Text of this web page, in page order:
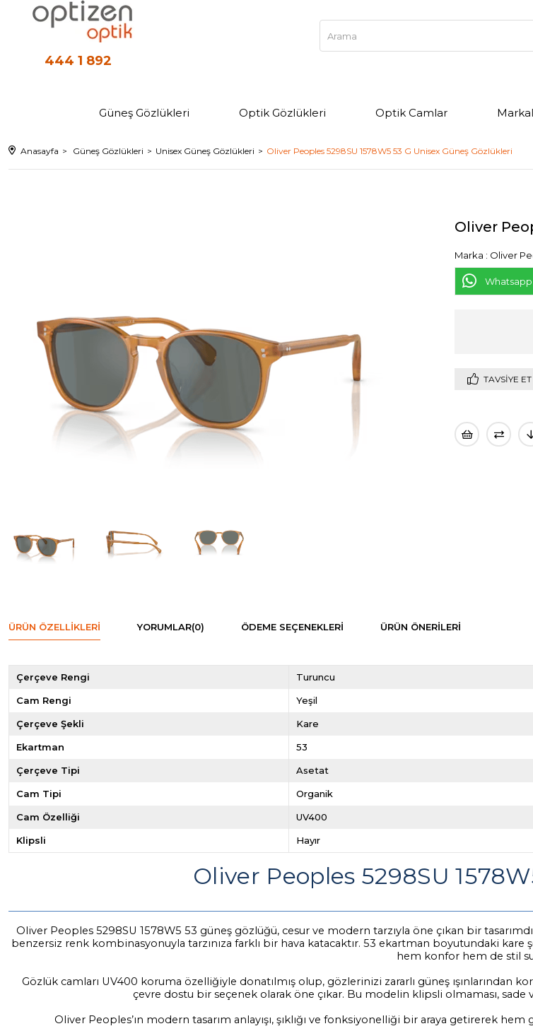
444 1 892
Güneş Gözlükleri Optik Gözlükleri Optik Camlar
Anasayfa Güneş Gözlükleri Unisex Güneş Gözlükleri Oliver Peoples 5298SU 1578W5 53 G Unisex Güneş Gözlükleri
Oliver
Marka : Oliver
Whatsapp
TAVSIYE ET
ÜRÜN ÖZELLIKLERI YORUMLAR(0) ÖDEME SEÇENEKLERI ÜRÜN ÖNERILERI
Çerçeve Rengi Turuncu
Cam Rengi Yeşil
Çerçeve Şekli Kare
Ekartman 53
Çerçeve Tipi Asetat
Cam Tipi Organik
Cam Özelliği UV400
Klipsli Hayır
Oliver Peoples 5298SU
Oliver Peoples 5298SU 1578W5 53 güneş gözlüğü, cesur ve modern tarzıyla öne çıkan bir
benzersiz renk kombinasyonuyla tarzınıza farklı bir hava katacaktır. 53 ekartman boyutundaki kare
hem konfor hem de stil
Gözlük camları UV400 koruma özelliğiyle donatılmış olup, gözlerinizi zararlı güneş ışınlarından
çevre dostu bir seçenek olarak öne çıkar. Bu modelin klipsli olmaması,
Oliver Peoples’ın modern tasarım anlayışı, şıklığı ve fonksiyonelliği bir araya getirerek